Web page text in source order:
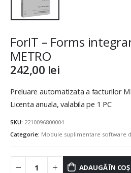
ForIT – Forms
METRO
242,00 lei
Preluare automatizata a facturilor
Licenta anuala, valabila pe 1 PC
SKU: 2210096800004
Categorie: Module suplimentare software
ADAUGĂ ÎN COȘ